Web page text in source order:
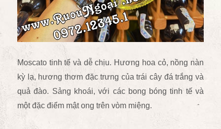
Moscato tinh tế và dễ chịu. Hương hoa cỏ, nồng nàn
kỳ lạ, hương thơm đặc trưng của trái cây đá trắng và
quả đào. Sảng khoái, với các bong bóng tinh tế và
một đặc điểm mật ong trên vòm miệng.